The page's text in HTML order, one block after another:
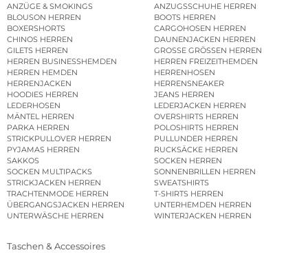
ANZÜGE & SMOKINGS
ANZUGSSCHUHE HERREN
BLOUSON HERREN
BOOTS HERREN
BOXERSHORTS
CARGOHOSEN HERREN
CHINOS HERREN
DAUNENJACKEN HERREN
GILETS HERREN
GROSSE GRÖSSEN HERREN
HERREN BUSINESSHEMDEN
HERREN FREIZEITHEMDEN
HERREN HEMDEN
HERRENHOSEN
HERRENJACKEN
HERRENSNEAKER
HOODIES HERREN
JEANS HERREN
LEDERHOSEN
LEDERJACKEN HERREN
MÄNTEL HERREN
OVERSHIRTS HERREN
PARKA HERREN
POLOSHIRTS HERREN
STRICKPULLOVER HERREN
PULLUNDER HERREN
PYJAMAS HERREN
RUCKSÄCKE HERREN
SAKKOS
SOCKEN HERREN
SOCKEN MULTIPACKS
SONNENBRILLEN HERREN
STRICKJACKEN HERREN
SWEATSHIRTS
TRACHTENMODE HERREN
T-SHIRTS HERREN
ÜBERGANGSJACKEN HERREN
UNTERHEMDEN HERREN
UNTERWÄSCHE HERREN
WINTERJACKEN HERREN
Taschen & Accessoires